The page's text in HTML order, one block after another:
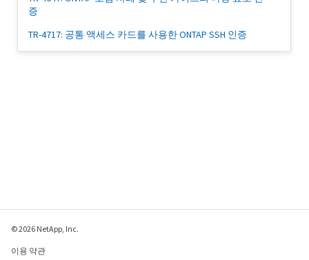
증
TR-4717: 공통 액세스 카드를 사용한 ONTAP SSH 인증
© 2026 NetApp, Inc.
이용 약관